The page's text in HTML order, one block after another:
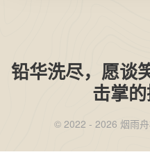
铅华洗尽，愿谈
击掌
©️ 2022 - 2026 烟雨